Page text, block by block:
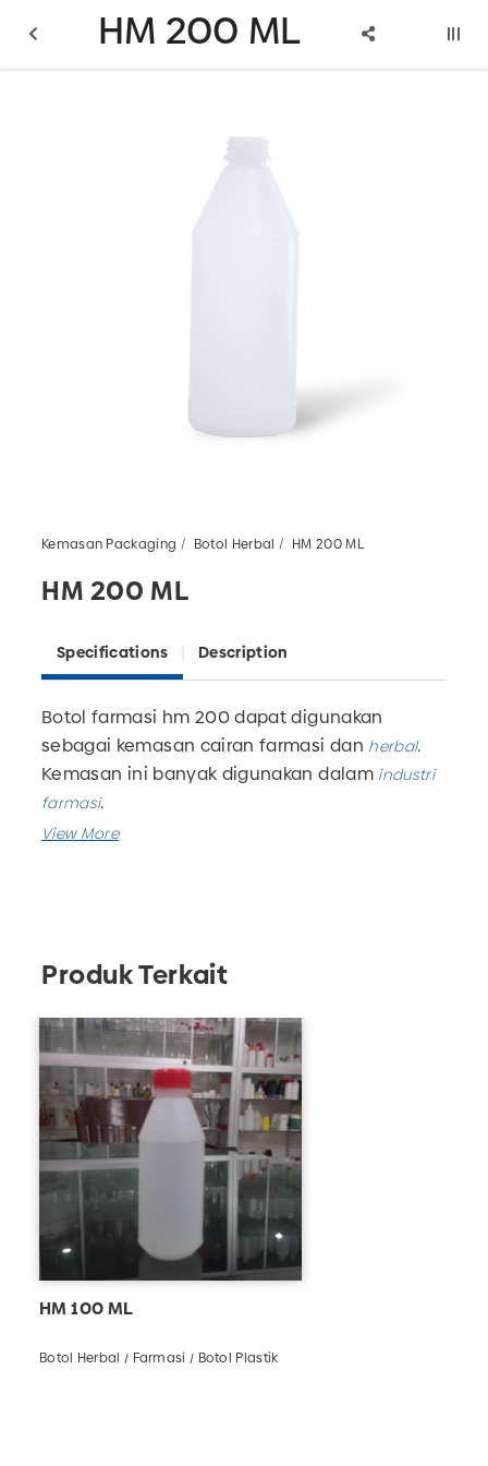
HM 200 ML
Kemasan Packaging Botol Herbal HM 200 ML
HM 200 ML
Specifications Description
Botol farmasi hm 200dapat digunakan
sebagai kemasan cairan farmasi dan herbal.
Kemasan ini banyak digunakan dalam industri
farmasi.
Botol ini hadir dalam 2 ukuran yaitu ukuran
plastik.
Produk Terkait
HM 100 ML
Botol Herbal / Farmasi / Botol Plastik